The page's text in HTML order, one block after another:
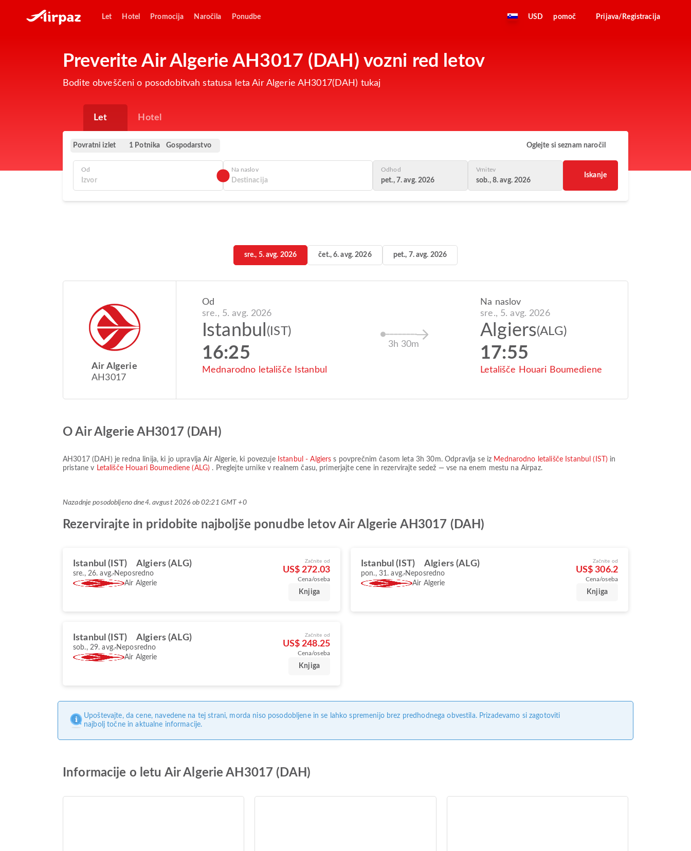
Let Hotel Promocija Naročila Ponudbe USD pomoč Prijava/Registracija
Preverite Air Algerie AH3017 (DAH) vozni red letov
Bodite obveščeni o posodobitvah statusa leta Air Algerie AH3017(DAH) tukaj
Let Hotel
Povratni izlet 1 Potnika Gospodarstvo Oglejte si seznam naročil
Od Na naslov Odhod
pet., 7. avg. 2026
Vrnitev
sob., 8. avg. 2026
Iskanje
sre., 5. avg. 2026 čet., 6. avg. 2026 pet., 7. avg. 2026
Air Algerie
AH3017
Od
sre., 5. avg. 2026
Istanbul (IST)
16:25
Mednarodno letališče Istanbul
3h 30m
Na naslov
sre., 5. avg. 2026
Algiers(ALG)
17:55
Letališče Houari Boumediene
O Air Algerie AH3017 (DAH)
AH3017 ( DAH ) je redna linija, ki jo upravljaAir Algerie, ki povezuje Istanbul - Algiers s povprečnim časom leta 3h 30m. Odpravlja se iz Mednarodno letališče Istanbul (IST) in
pristane v Letališče Houari Boumediene (ALG) . Preglejte urnike v realnem času, primerjajte cene in rezervirajte sedež — vse na enem mestu na Airpaz.
Nazadnje posodobljeno dne4. avgust 2026 ob 02:21 GMT +0
Rezervirajte in pridobite najboljše ponudbe letov Air Algerie AH3017 (DAH)
Istanbul (IST) Algiers (ALG)
sre., 26. avg. Neposredno
Air Algerie
Začnite od
US$ 272.03
Cena/oseba
Knjiga
Istanbul (IST) Algiers (ALG)
pon., 31. avg. Neposredno
Air Algerie
Začnite od
US$ 306.2
Cena/oseba
Knjiga
Istanbul (IST) Algiers (ALG)
sob., 29. avg. Neposredno
Air Algerie
Začnite od
US$ 248.25
Cena/oseba
Knjiga
Upoštevajte, da cene, navedene na tej strani, morda niso posodobljene in se lahko spremenijo brez predhodnega obvestila. Prizadevamo si zagotoviti
najbolj točne in aktualne informacije.
Informacije o letu Air Algerie AH3017 (DAH)